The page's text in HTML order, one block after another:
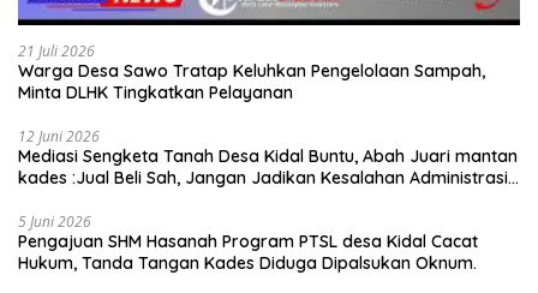
21 Juli 2026
Warga Desa Sawo Tratap Keluhkan Pengelolaan Sampah,
Minta DLHK Tingkatkan Pelayanan
12 Juni 2026
Mediasi Sengketa Tanah Desa Kidal Buntu, Abah Juari mantan
kades :Jual Beli Sah, Jangan Jadikan Kesalahan Administrasi
5 Juni 2026
Pengajuan SHM Hasanah Program PTSL desa Kidal Cacat
Hukum, Tanda Tangan Kades Diduga Dipalsukan Oknum.